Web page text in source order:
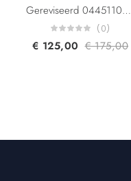
Gereviseerd 0445110351 55219886 1723813 BS51-9F593-AA 95517513 For Fiat Lancia Alfa Romeo Ford Opel Suzuki Vauxhall 1.3L
(0)
€ 125,00 €175,00